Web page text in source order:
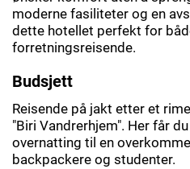
moderne fasiliteter og en
dette hotellet perfekt for
forretningsreisende.
Budsjett
Reisende på jakt etter et
"Biri Vandrerhjem". Her får
overnatting til en
backpackere og studenter.